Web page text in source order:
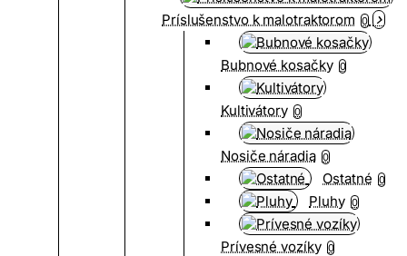
Príslušenstvo k malotraktorom 0
Bubnové kosačky 0
Kultivátory 0
Nosiče náradia 0
Ostatné 0
Pluhy 0
Prívesné vozíky 0